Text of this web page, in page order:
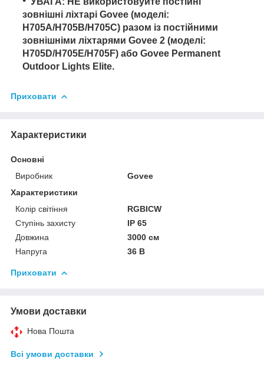
зовнішні ліхтарі Govee (моделі:
H705A/H705B/H705C) разом із постійними
зовнішніми ліхтарями Govee 2 (моделі:
H705D/H705E/H705F) або Govee Permanent
Outdoor Lights Elite.
Приховати
Характеристики
Основні
Виробник
Govee
Характеристики
Колір світіння
RGBICW
Ступінь захисту
IP 65
Довжина
3000 см
Напруга
36 В
Приховати
Умови доставки
Нова Пошта
Всі умови доставки